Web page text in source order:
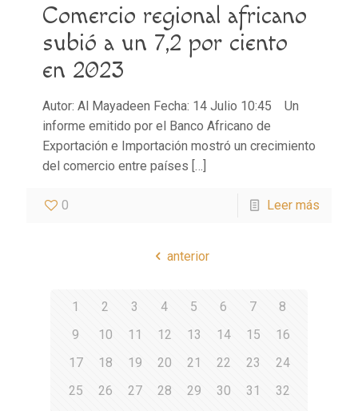
Comercio regional africano
subió a un 7,2 por ciento
en 2023
Autor: Al Mayadeen Fecha: 14 Julio 10:45 Un
informe emitido por el Banco Africano de
Exportación e Importación mostró un crecimiento
del comercio entre países […]
0 Leer más
anterior
1 2 3 4 5 6 7
8
9
10 11 12 13 14 15
16
17
18 19 20 21 22 23
24
25
26 27 28 29 30 31
32